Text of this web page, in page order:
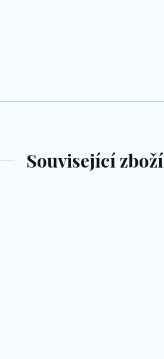
Související zboží